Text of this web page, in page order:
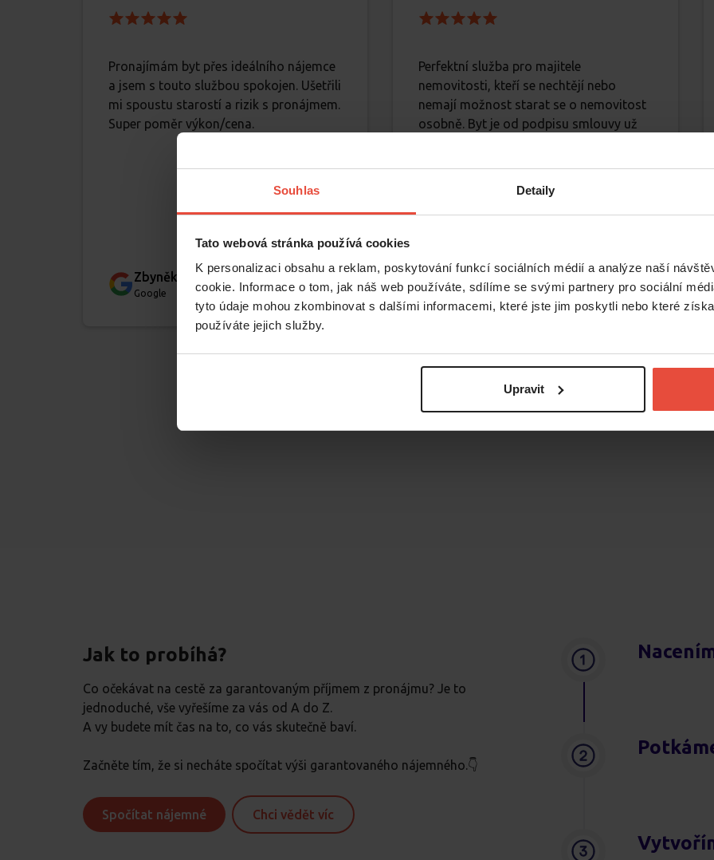
Souhlas Detaily
Tato webová stránka používá cookies
K personalizaci obsahu a reklam, poskytování funkcí sociálních médií a analýze naší
cookie. Informace o tom, jak náš web používáte, sdílíme se svými partnery pro sociální
tyto údaje mohou zkombinovat s dalšími informacemi, které jste jim poskytli nebo které
používáte jejich služby.
Upravit
Pronajímám byt přes ideálního nájemce
a jsem s touto službou spokojen. Ušetřili
mi spoustu starostí a rizik s pronájmem.
Super poměr výkon/cena.
Zbyněk Šťáva
Google
Perfektní služba pro majitele
nemovitosti, kteří se nechtějí nebo
nemají možnost starat se o nemovitost
osobně. Byt je od podpisu smlouvy už
Tomáš Klatt
Google
Jak to probíhá?
Co očekávat na cestě za garantovaným příjmem z pronájmu? Je to
jednoduché, vše vyřešíme za vás od A do Z.
A vy budete mít čas na to, co vás skutečně baví.
Začněte tím, že si necháte spočítat výši garantovaného nájemného.👇
Spočítat nájemné Chci vědět víc